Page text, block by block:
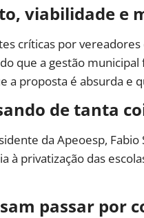
viabilidade e
críticas por
que a gestão
a proposta é absurda e
de tanta
da Apeoesp,
à privatização das
passar por